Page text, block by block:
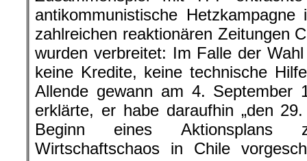
antikommunistische
zahlreichen reaktionären Zeitungen
wurden verbreitet: Im Falle der
keine Kredite, keine technische
Allende gewann am 4. September
erklärte, er habe daraufhin „den
Beginn eines Aktionsplans
Wirtschaftschaos in Chile